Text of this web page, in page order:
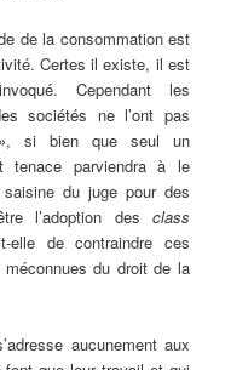
de la consommation est
Certes il existe, il est
Cependant les
sociétés ne l’ont pas
si bien que seul un
tenace parviendra à le
du juge pour des
l’adoption des class
elle de contraindre ces
du droit de la
aucunement aux